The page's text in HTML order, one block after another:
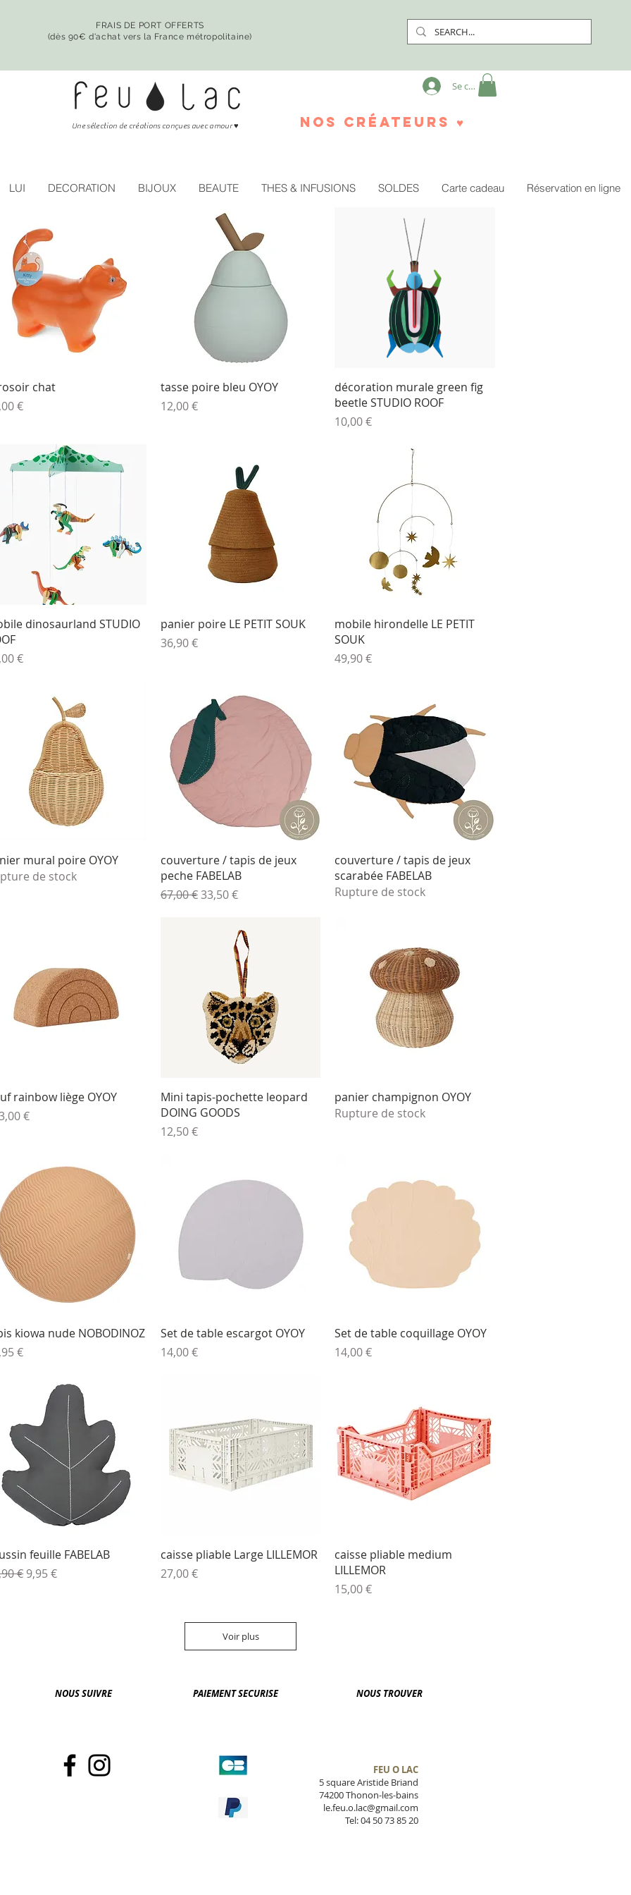
FRAIS DE PORT OFFERTS
(dès 90€ d'achat vers la France métropolitaine)
Une sélection de créations conçues avec amour♥
Se connecter
nos créateurs ♥
LUI DECORATION BIJOUX BEAUTE THES & INFUSIONS SOLDES Carte cadeau Réservation en ligne
Aperçu rapide
chat
€
Aperçu rapide
tasse poire bleu OYOY
Prix
12,00 €
Aperçu rapide
décoration murale green fig
beetle STUDIO ROOF
Prix
10,00 €
Aperçu rapide
dinosaurland STUDIO
€
Aperçu rapide
panier poire LE PETIT SOUK
Prix
36,90 €
Aperçu rapide
mobile hirondelle LE PETIT
SOUK
Prix
49,90 €
Aperçu rapide
mural poire OYOY
de stock
Aperçu rapide
couverture / tapis de jeux
peche FABELAB
Prix original
67,00 €Prix promotionnel
33,50 €
Aperçu rapide
couverture / tapis de jeux
scarabée FABELAB
Rupture de stock
Aperçu rapide
rainbow liège OYOY
€
Aperçu rapide
Mini tapis-pochette leopard
DOING GOODS
Prix
12,50 €
Aperçu rapide
panier champignon OYOY
Rupture de stock
Aperçu rapide
kiowa nude NOBODINOZ
€
Aperçu rapide
Set de table escargot OYOY
Prix
14,00 €
Aperçu rapide
Set de table coquillage OYOY
Prix
14,00 €
Aperçu rapide
feuille FABELAB
original
€ Prix promotionnel
9,95 €
Aperçu rapide
caisse pliable Large LILLEMOR
Prix
27,00 €
Aperçu rapide
caisse pliable medium
LILLEMOR
Prix
15,00 €
Voir plus
NOUS SUIVRE PAIEMENT SECURISE NOUS TROUVER
FEU O LAC
5 square Aristide Briand
74200 Thonon-les-bains
le.feu.o.lac@gmail.com
Tel: 04 50 73 85 20